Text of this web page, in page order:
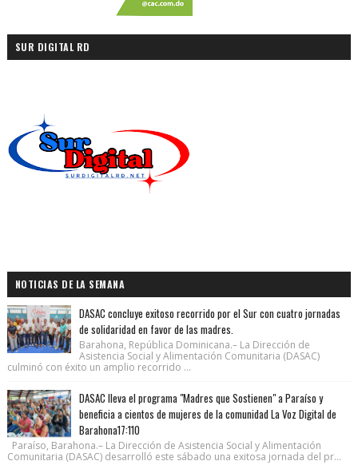
SUR DIGITAL RD
NOTICIAS DE LA SEMANA
DASAC concluye exitoso recorrido por el Sur con cuatro jornadas
de solidaridad en favor de las madres.
Barahona, República Dominicana.– La Dirección de
Asistencia Social y Alimentación Comunitaria (DASAC)
culminó con éxito un amplio recorrido ...
DASAC lleva el programa "Madres que Sostienen" a Paraíso y
beneficia a cientos de mujeres de la comunidad La Voz Digital de
Barahona17:110
Paraíso, Barahona.– La Dirección de Asistencia Social y Alimentación
Comunitaria (DASAC) desarrolló este sábado una exitosa jornada del pr...